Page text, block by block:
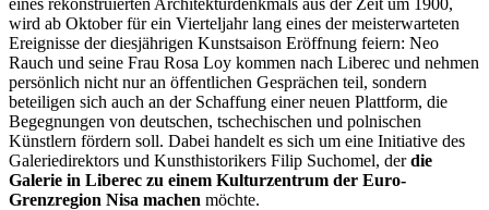
wird ab Oktober für ein Vierteljahr lang eines der meisterwarteten
Ereignisse der diesjährigen Kunstsaison Eröffnung feiern: Neo
Rauch und seine Frau Rosa Loy kommen nach Liberec und nehmen
persönlich nicht nur an öffentlichen Gesprächen teil, sondern
beteiligen sich auch an der Schaffung einer neuen Plattform, die
Begegnungen von deutschen, tschechischen und polnischen
Künstlern fördern soll. Dabei handelt es sich um eine Initiative des
Galeriedirektors und Kunsthistorikers Filip Suchomel, derdie
Galerie in Liberec zu einem Kulturzentrum der Euro-
Grenzregion Nisa machen möchte.